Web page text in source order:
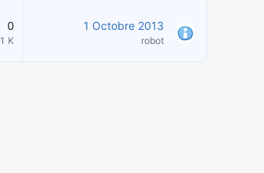
0
1 K
1 Octobre 2013
robot